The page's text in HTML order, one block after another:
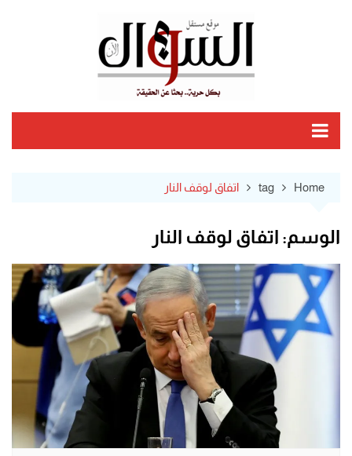
Home
tag اتفاق لوقف النار
الوسم: اتفاق لوقف النار